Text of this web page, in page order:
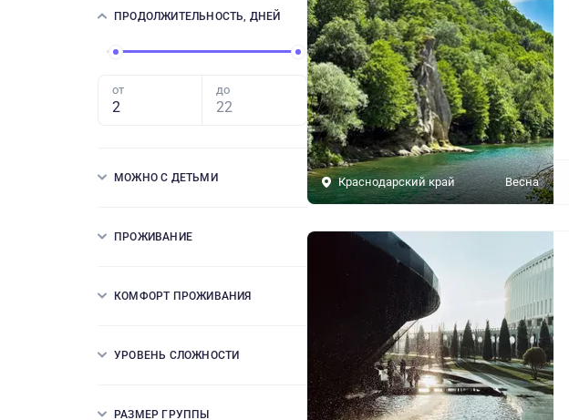
ПРОДОЛЖИТЕЛЬНОСТЬ, ДНЕЙ
от до
МОЖНО С ДЕТЬМИ
ПРОЖИВАНИЕ
КОМФОРТ ПРОЖИВАНИЯ
УРОВЕНЬ СЛОЖНОСТИ
РАЗМЕР ГРУППЫ
Краснодарский край Весна